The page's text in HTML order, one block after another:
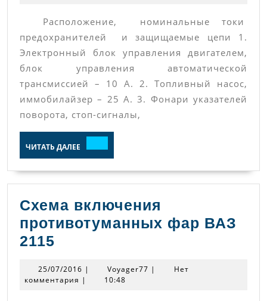
Расположение, номинальные токи
предохранителей и защищаемые цепи 1.
Электронный блок управления двигателем,
блок управления автоматической
трансмиссией – 10 А. 2. Топливный насос,
иммобилайзер – 25 А. 3. Фонари указателей
поворота, стоп-сигналы,
ЧИТАТЬ ДАЛЕЕ ДАЛЕЕ
Схема включения
противотуманных фар ВАЗ
2115
противотуманных
25/07/2016 25/07/2016
| Voyager77 Voyager77
|
Нет
комментария | 10:48